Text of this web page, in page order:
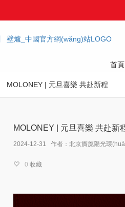
首頁
MOLONEY | 元旦喜樂 共赴新程
MOLONEY | 元旦喜樂 共赴新
2024-12-31 作者：北京旖旎陽光環
0 收藏